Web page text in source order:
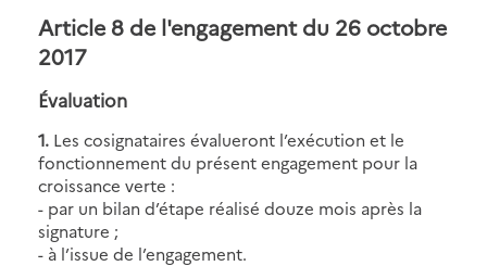
Article 8 de l'engagement du 26 octobre
2017
Évaluation
1. Les cosignataires évalueront l’exécution et le
fonctionnement du présent engagement pour la
croissance verte :
- par un bilan d’étape réalisé douze mois après la
signature ;
- à l’issue de l’engagement.